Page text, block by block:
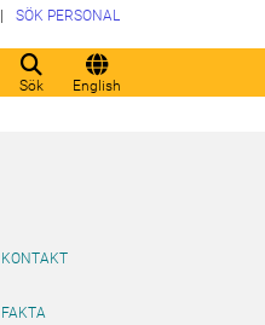
Sök English
SÖK PERSONAL
KONTAKT
FAKTA